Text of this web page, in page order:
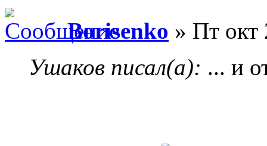
Borisenko » Пт окт
Ушаков писал(а): ... и